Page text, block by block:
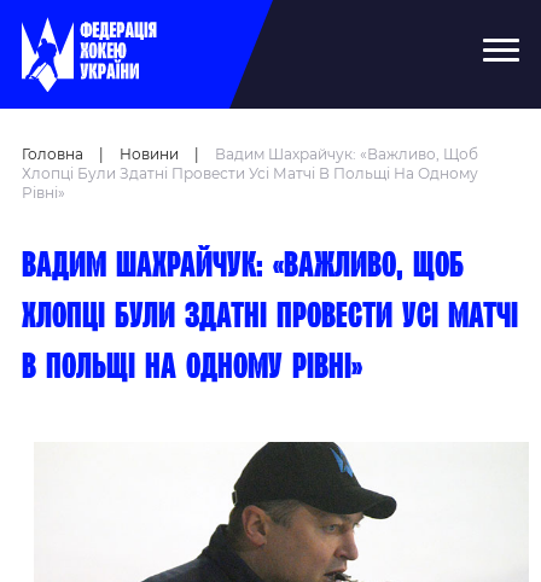
Головна Новини
Вадим Шахрайчук: «Важливо, Щоб
Хлопці Були Здатні Провести Усі Матчі В Польщі На Одному
Рівні»
Вадим Шахрайчук: «Важливо, щоб
хлопці були здатні провести усі матчі
в Польщі на одному рівні»